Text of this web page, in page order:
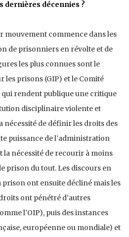
dernières décennies ?
mouvement commence dans les
de prisonniers en révolte et de
les plus connues sont le
les prisons (GIP) et le Comité
qui rendent publique une critique
disciplinaire violente et
de définir les droits des
puissance de l’administration
nécessité de recourir à moins
prison du tout. Les discours en
prison ont ensuite décliné mais les
ont pénétré d’autres
l’OIP), puis des instances
européenne ou mondiale) et